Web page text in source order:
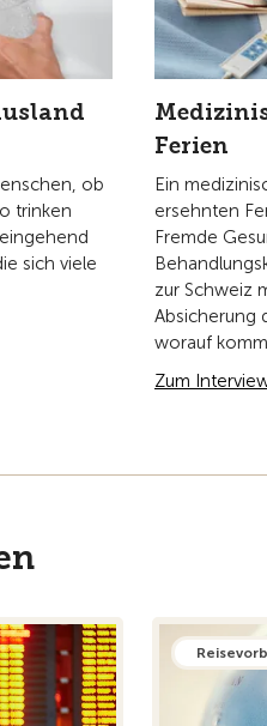
ob
trinken
sich viele
Ferien
Ein
ersehnten
Fremde
zur Schweiz
Absicherung
worauf
Zum